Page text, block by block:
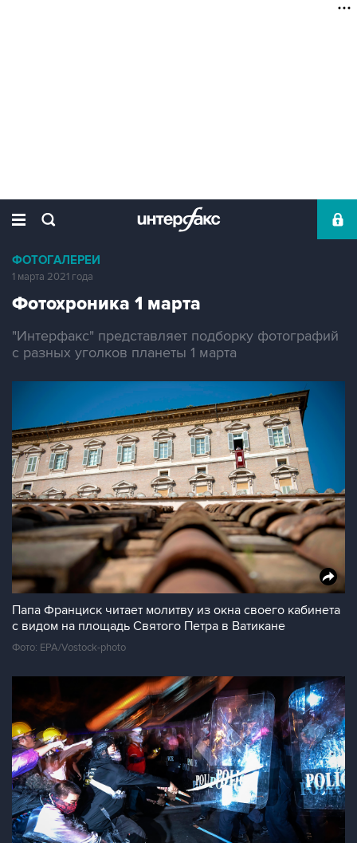
ФОТОГАЛЕРЕИ
1 марта 2021 года
Фотохроника 1 марта
"Интерфакс" представляет подборку фотографий
с разных уголков планеты 1 марта
Папа Франциск читает молитву из окна своего кабинета
с видом на площадь Святого Петра в Ватикане
Фото: EPA/Vostock-photo